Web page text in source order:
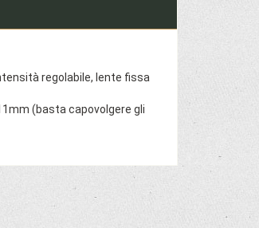
regolabile, lente fissa
(basta capovolgere gli